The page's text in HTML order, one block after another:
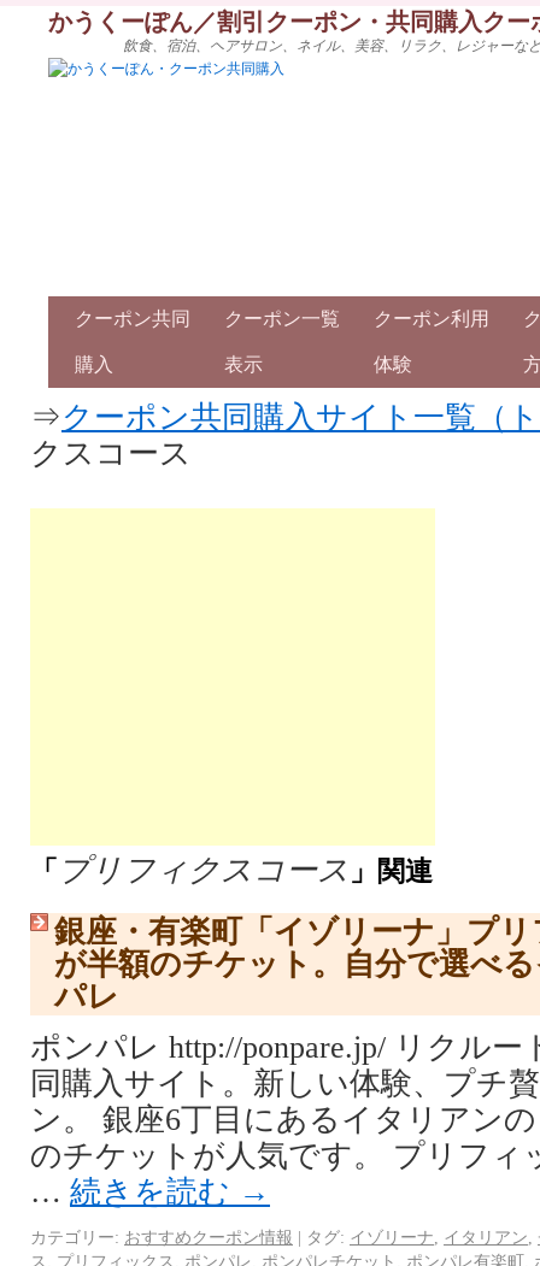
かうくーぽん／割引クーポン・共同購入ク
飲食、宿泊、ヘアサロン、ネイル、美容、リラク、レジャー
クーポン共同
購入
クーポン一覧
表示
クーポン利用
体験
⇒クーポン共同購入サイト一覧（
クスコース
「 プリフィクスコース 」関連
銀座・有楽町「イゾリーナ」プ
が半額のチケット。自分で選べ
パレ
ポンパレ http://ponpare.jp/ リクル
同購入サイト。新しい体験、プチ
ン。 銀座6丁目にあるイタリアン
のチケットが人気です。 プリフィ
… 続きを読む →
カテゴリー: おすすめクーポン情報 | タグ: イゾリーナ イタリアン
ス
プリフィックス ポンパレ ポンパレチケット ポンパレ有楽町